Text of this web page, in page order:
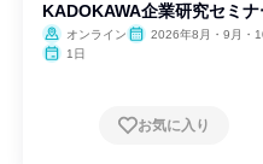
KADOKAWA企業研究セミナ
オンライン
2026年8月・9月・
1日
お気に入り